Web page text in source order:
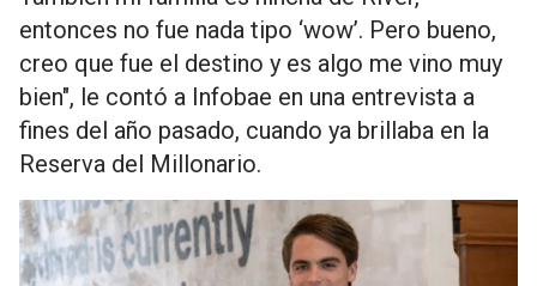
entonces no fue nada tipo ‘wow’. Pero bueno,
creo que fue el destino y es algo me vino muy
bien", le contó a Infobae en una entrevista a
fines del año pasado, cuando ya brillaba en la
Reserva del Millonario.